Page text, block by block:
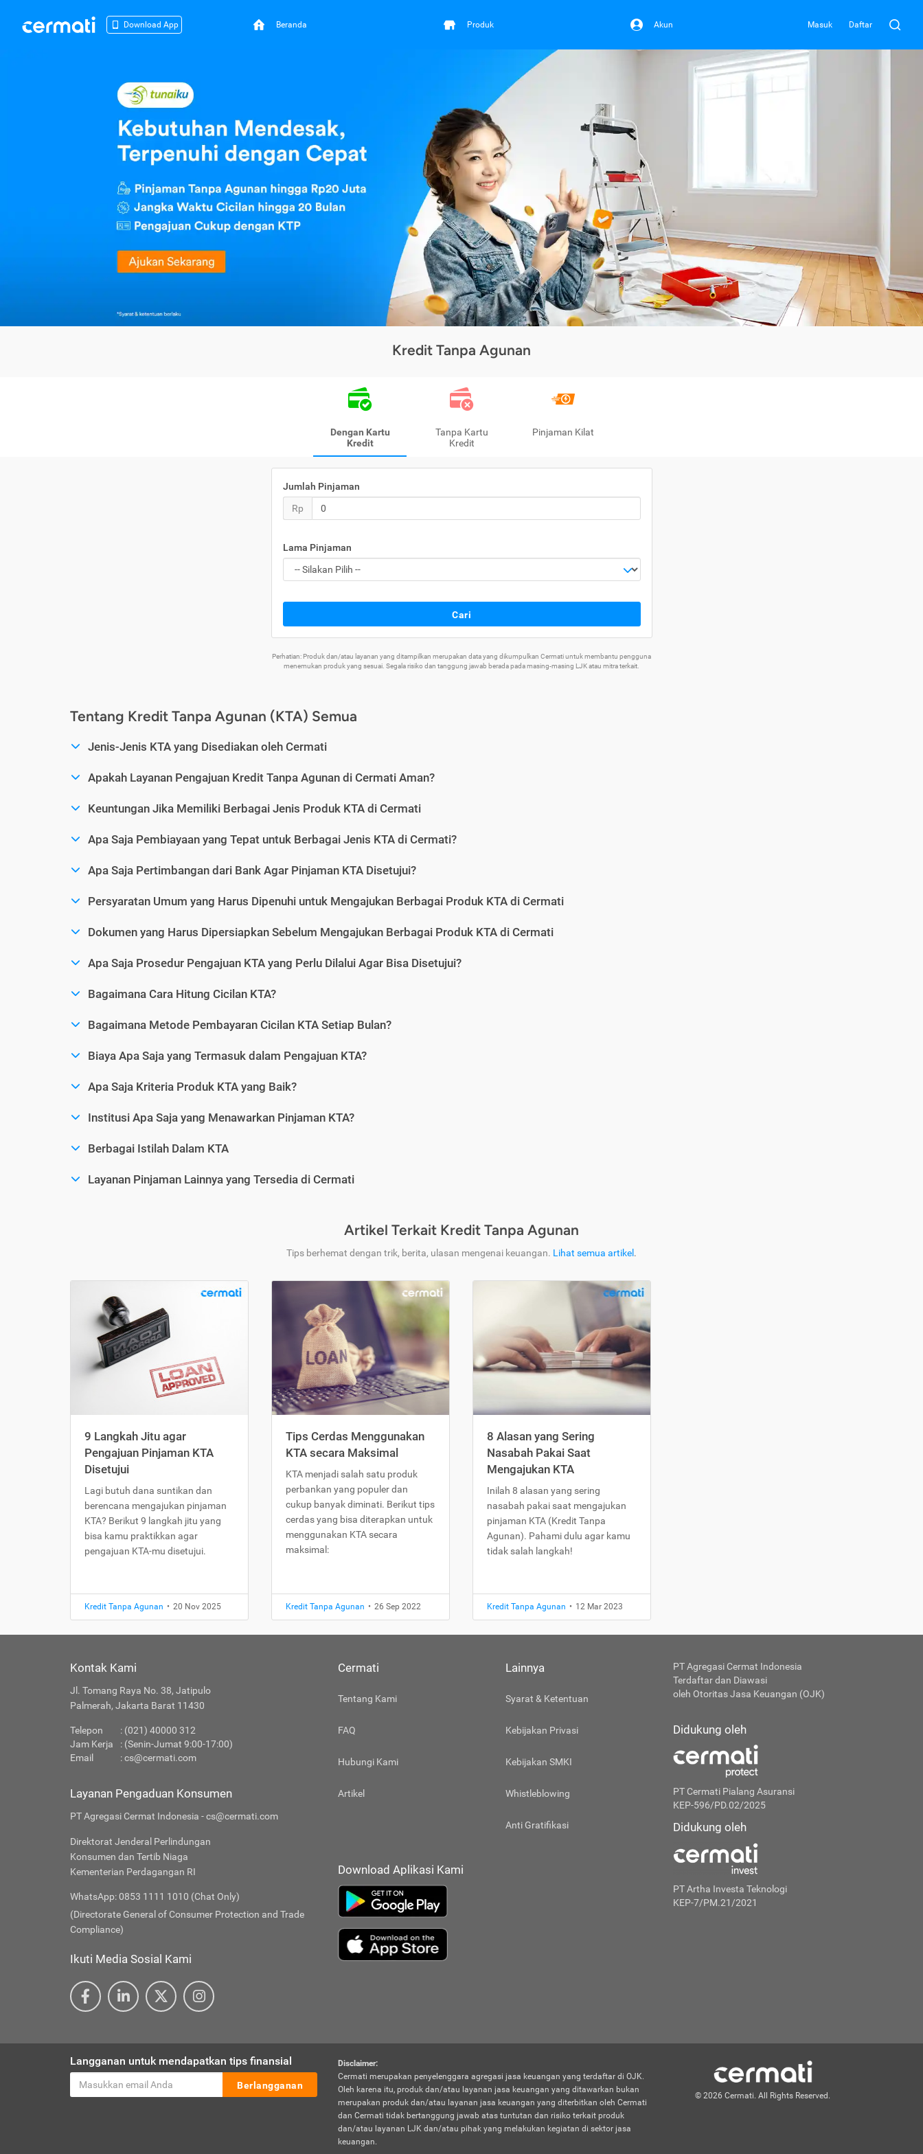
Download App Beranda Produk Akun Masuk Daftar
Kredit Tanpa Agunan
Dengan Kartu
Kredit
Tanpa Kartu
Kredit
Pinjaman Kilat
Jumlah Pinjaman
Rp
Lama Pinjaman
Cari
Perhatian: Produk dan/atau layanan yang ditampilkan merupakan data yang dikumpulkan Cermati untuk membantu pengguna
menemukan produk yang sesuai. Segala risiko dan tanggung jawab berada pada masing-masing LJK atau mitra terkait.
Tentang Kredit Tanpa Agunan (KTA) Semua
Jenis-Jenis KTA yang Disediakan oleh Cermati
Apakah Layanan Pengajuan Kredit Tanpa Agunan di Cermati Aman?
Keuntungan Jika Memiliki Berbagai Jenis Produk KTA di Cermati
Apa Saja Pembiayaan yang Tepat untuk Berbagai Jenis KTA di Cermati?
Apa Saja Pertimbangan dari Bank Agar Pinjaman KTA Disetujui?
Persyaratan Umum yang Harus Dipenuhi untuk Mengajukan Berbagai Produk KTA di Cermati
Dokumen yang Harus Dipersiapkan Sebelum Mengajukan Berbagai Produk KTA di Cermati
Apa Saja Prosedur Pengajuan KTA yang Perlu Dilalui Agar Bisa Disetujui?
Bagaimana Cara Hitung Cicilan KTA?
Bagaimana Metode Pembayaran Cicilan KTA Setiap Bulan?
Biaya Apa Saja yang Termasuk dalam Pengajuan KTA?
Apa Saja Kriteria Produk KTA yang Baik?
Institusi Apa Saja yang Menawarkan Pinjaman KTA?
Berbagai Istilah Dalam KTA
Layanan Pinjaman Lainnya yang Tersedia di Cermati
Artikel Terkait Kredit Tanpa Agunan
Tips berhemat dengan trik, berita, ulasan mengenai keuangan. Lihat semua artikel .
9 Langkah Jitu agar
Pengajuan Pinjaman KTA
Disetujui
Lagi butuh dana suntikan dan
berencana mengajukan pinjaman
KTA? Berikut 9 langkah jitu yang
bisa kamu praktikkan agar
pengajuan KTA-mu disetujui.
Kredit Tanpa Agunan • 20 Nov 2025
Tips Cerdas Menggunakan
KTA secara Maksimal
KTA menjadi salah satu produk
perbankan yang populer dan
cukup banyak diminati. Berikut tips
cerdas yang bisa diterapkan untuk
menggunakan KTA secara
maksimal:
Kredit Tanpa Agunan • 26 Sep 2022
8 Alasan yang Sering
Nasabah Pakai Saat
Mengajukan KTA
Inilah 8 alasan yang sering
nasabah pakai saat mengajukan
pinjaman KTA (Kredit Tanpa
Agunan). Pahami dulu agar kamu
tidak salah langkah!
Kredit Tanpa Agunan • 12 Mar 2023
Kontak Kami
Jl. Tomang Raya No. 38, Jatipulo
Palmerah, Jakarta Barat 11430
Telepon
: (021) 40000 312
Jam Kerja
: (Senin-Jumat 9:00-17:00)
Email
:cs@cermati.com
Layanan Pengaduan Konsumen
PT Agregasi Cermat Indonesia - cs@cermati.com
Direktorat Jenderal Perlindungan
Konsumen dan Tertib Niaga
Kementerian Perdagangan RI
WhatsApp: 0853 1111 1010 (Chat Only)
(Directorate General of Consumer Protection and Trade
Compliance)
Ikuti Media Sosial Kami
Cermati
Tentang Kami
FAQ
Hubungi Kami
Artikel
Lainnya
Syarat & Ketentuan
Kebijakan Privasi
Kebijakan SMKI
Whistleblowing
Anti Gratifikasi
Download Aplikasi Kami
PT Agregasi Cermat Indonesia
Terdaftar dan Diawasi
oleh Otoritas Jasa Keuangan (OJK)
Didukung oleh
PT Cermati Pialang Asuransi
KEP-596/PD.02/2025
Didukung oleh
PT Artha Investa Teknologi
KEP-7/PM.21/2021
Langganan untuk mendapatkan tips finansial
Berlangganan
Disclaimer:
Cermati merupakan penyelenggara agregasi jasa keuangan yang terdaftar di OJK.
Oleh karena itu, produk dan/atau layanan jasa keuangan yang ditawarkan bukan
merupakan produk dan/atau layanan jasa keuangan yang diterbitkan oleh Cermati
dan Cermati tidak bertanggung jawab atas tuntutan dan risiko terkait produk
dan/atau layanan LJK dan/atau pihak yang melakukan kegiatan di sektor jasa
keuangan.
© 2026 Cermati. All Rights Reserved.